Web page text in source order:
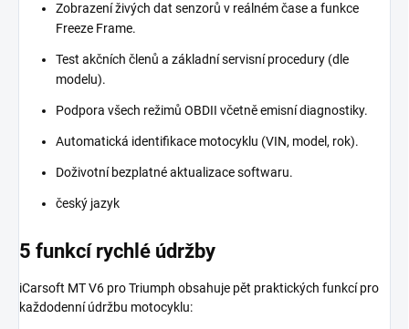
Zobrazení živých dat senzorů v reálném čase a funkce
Freeze Frame.
Test akčních členů a základní servisní procedury (dle
modelu).
Podpora všech režimů OBDII včetně emisní diagnostiky.
Automatická identifikace motocyklu (VIN, model, rok).
Doživotní bezplatné aktualizace softwaru.
český jazyk
5 funkcí rychlé údržby
iCarsoft MT V6 pro Triumph obsahuje pět praktických funkcí pro
každodenní údržbu motocyklu: